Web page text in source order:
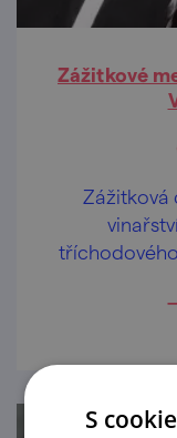
Zážitkové
Zážitková
S